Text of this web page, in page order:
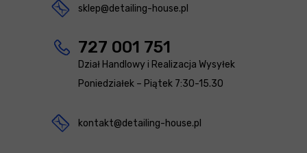
sklep@detailing-house.pl
727 001 751
Dział Handlowy i Realizacja Wysyłek
Poniedziałek – Piątek 7:30-15.30
kontakt@detailing-house.pl